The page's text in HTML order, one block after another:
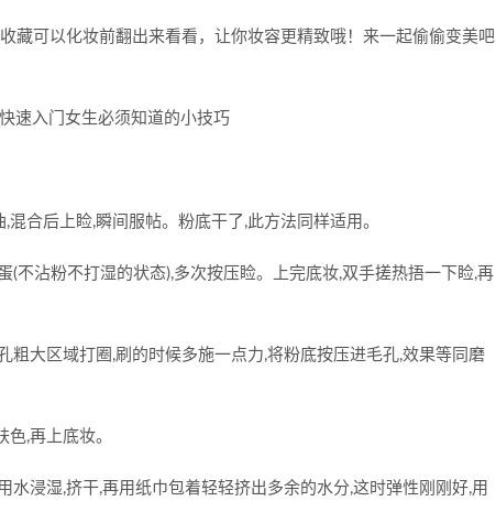
藏可以化妆前翻出来看看，让你妆容更精致哦！来一起偷偷变美吧
合后上睑,瞬间服帖。粉底干了,此方法同样适用。
(不沾粉不打湿的状态),多次按压睑。上完底妆,双手搓热捂一下睑,再
粗大区域打圈,刷的时候多施一点力,将粉底按压进毛孔,效果等同磨
,再上底妆。
水浸湿,挤干,再用纸巾包着轻轻挤出多余的水分,这时弹性刚刚好,用